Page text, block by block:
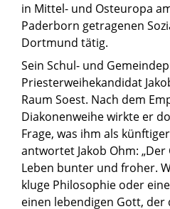
in Mittel- und Osteuropa
Paderborn getragenen
Dortmund tätig.
Sein Schul- und
Priesterweihekandidat
Raum Soest. Nach dem
Diakonenweihe wirkte er
Frage, was ihm als
antwortet Jakob Ohm:
Leben bunter und froher.
kluge Philosophie oder
einen lebendigen Gott, der